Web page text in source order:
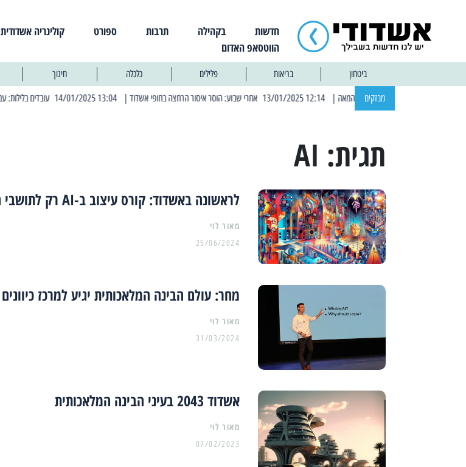
חדשות בקהילה תרבות ספורט קולינריה אשדודית
הווטסאפ האדום
ביטחון בריאות פלילים כלכלה חינוך
מבזקים | 12:14 13/01/2025 אחרי שבוע: הוסר איסור הרחצה בחופי אשדוד | 13:04 14/01/2025 עובדים בלילות: עבודות קרצוף וריבוד אספלט
תגית: AI
לראשונה באשדוד: קורס עיצוב ב-AI רק לתושבי העיר
מאור לוי
25/06/2024
מחר: עולם הבינה המלאכותית יגיע למרכז כיוונים
מאור לוי
31/03/2024
אשדוד 2043 בעיני הבינה המלאכותית
מאור לוי
07/02/2023